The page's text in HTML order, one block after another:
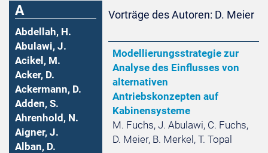
A
Abdellah, H.
Abulawi, J.
Acikel, M.
Acker, D.
Ackermann, D.
Adden, S.
Ahrenhold, N.
Aigner, J.
Alban, D.
Vorträge des Autoren: D. Meier
Modellierungsstrategie zur
Analyse des Einflusses von
alternativen
Antriebskonzepten auf
Kabinensysteme
M. Fuchs, J. Abulawi, C. Fuchs,
D. Meier, B. Merkel, T. Topal